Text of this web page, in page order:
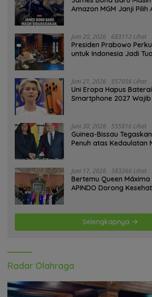
Amazon MGM Janji Pilih
Juni 20, 2026 683112 Lihat
Presiden Prabowo
untuk Indonesia Jadi
Juni 21, 2026 557056 Lihat
Uni Eropa Hapus
Smartphone 2027 Wajib
Juni 30, 2026 555816 Lihat
Guinea-Bissau
Penuh atas Kedaulatan
Juni 17, 2026 383266 Lihat
Bertemu Queen
APINDO Dorong
Selengkapnya
Radar Olahraga